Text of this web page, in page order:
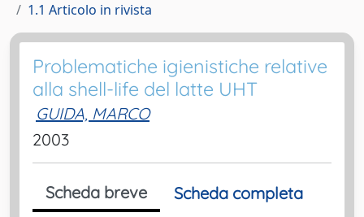
1.1 Articolo in rivista
Problematiche igienistiche relative
alla shell-life del latte UHT
GUIDA, MARCO
2003
Scheda breve
Scheda completa